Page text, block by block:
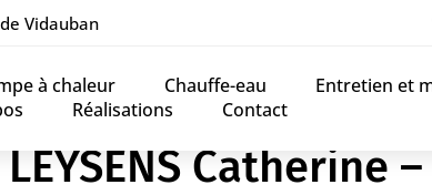
Vidauban
à chaleur Chauffe-eau
Entretien et
Réalisations Contact
Catherine –